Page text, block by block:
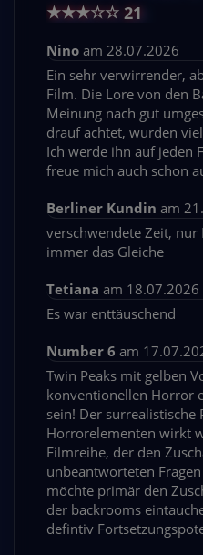
★★★☆☆ 21
Nino am 28.07.2026
Ein sehr verwirrender,
Film. Die Lore von den
Meinung nach gut
drauf achtet, wurden
Ich werde ihn auf jeden
freue mich auch schon
Berliner Kundin am
verschwendete Zeit, nur
immer das Gleiche
Tetiana am 18.07.2026
Es war enttäuschend
Number 6 am
Twin Peaks mit gelben
konventionellen Horror
sein! Der
Horrorelementen wirkt
Filmreihe, der den
unbeantworteten
möchte primär den
der backrooms
defintiv